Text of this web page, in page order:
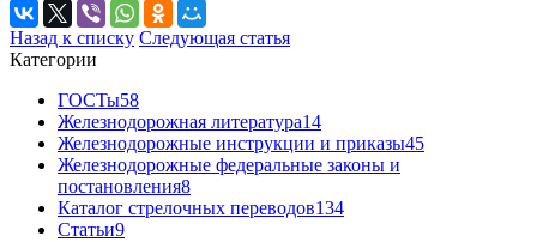
Назад к списку Следующая статья
Категории
ГОСТы58
Железнодорожная литература14
Железнодорожные инструкции и приказы45
Железнодорожные федеральные законы и
постановления8
Каталог стрелочных переводов134
Статьи9